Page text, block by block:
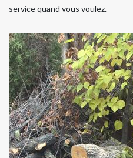
service quand vous voulez.